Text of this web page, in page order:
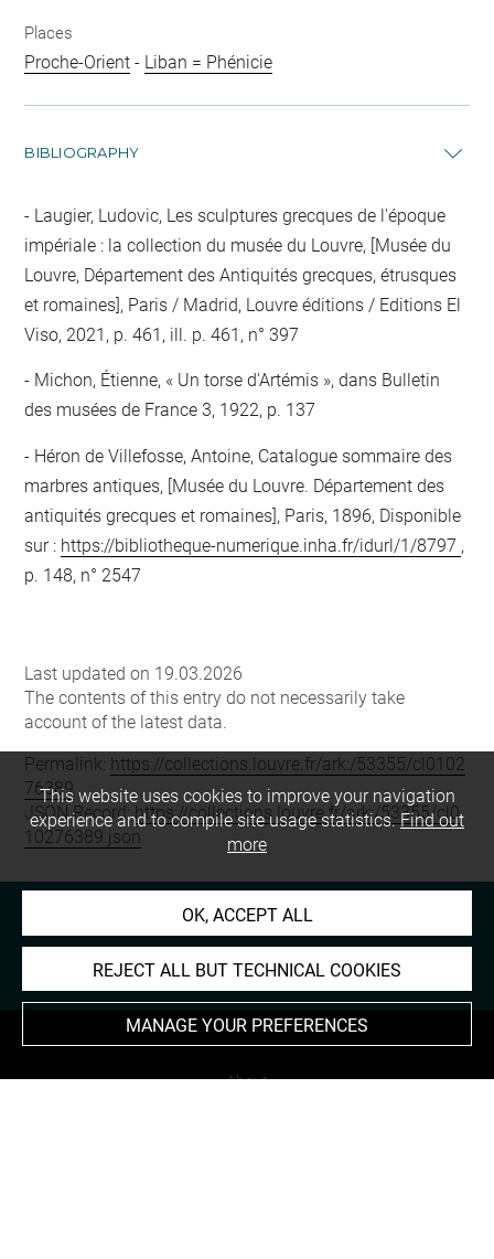
Places
Proche-Orient - Liban = Phénicie
BIBLIOGRAPHY
Laugier, Ludovic, Les sculptures grecques de l'époque
impériale : la collection du musée du Louvre, [Musée du
Louvre, Département des Antiquités grecques, étrusques
et romaines], Paris / Madrid, Louvre éditions / Editions El
Viso, 2021, p. 461, ill. p. 461, n° 397
Michon, Étienne, « Un torse d'Artémis », dans Bulletin
des musées de France 3, 1922, p. 137
Héron de Villefosse, Antoine, Catalogue sommaire des
marbres antiques, [Musée du Louvre. Département des
antiquités grecques et romaines], Paris, 1896, Disponible
sur : https://bibliotheque-numerique.inha.fr/idurl/1/8797 ,
p. 148, n° 2547
Last updated on 19.03.2026
The contents of this entry do not necessarily take
account of the latest data.
Permalink: https://collections.louvre.fr/ark:/53355/cl0102
76389
JSON Record:https://collections.louvre.fr/ark:/53355/cl0
10276389.json
About
This website uses cookies to improve your navigation
experience and to compile site usage statistics.Find out
more
OK, ACCEPT ALL
REJECT ALL BUT TECHNICAL COOKIES
MANAGE YOUR PREFERENCES